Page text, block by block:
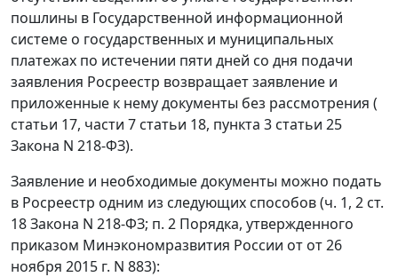
пошлины в Государственной информационной
системе о государственных и муниципальных
платежах по истечении пяти дней со дня подачи
заявления Росреестр возвращает заявление и
приложенные к нему документы без рассмотрения (
статьи 17, части 7 статьи 18, пункта 3 статьи 25
Закона N 218-ФЗ).
Заявление и необходимые документы можно подать
в Росреестр одним из следующих способов (ч. 1, 2 ст.
18 Закона N 218-ФЗ; п. 2 Порядка, утвержденного
приказом Минэкономразвития России от от 26
ноября 2015 г. N 883):